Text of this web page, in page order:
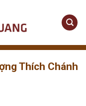
Thích Chánh